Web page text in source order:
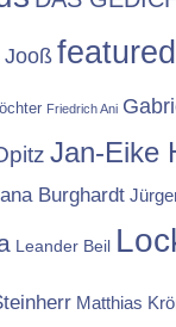
Jooßfeatured
Friedrich Ani
Jan-Eike
Burghardt
Leander Beil
Matthias